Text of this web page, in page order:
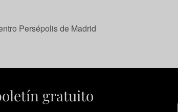
Persépolis de Madrid
gratuito